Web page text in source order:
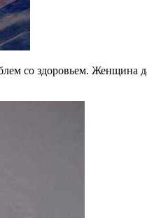
со здоровьем. Женщина